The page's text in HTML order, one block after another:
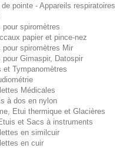
pointe - Appareils respiratoires
spiromètres
papier et pince-nez
spiromètres Mir
Gimaspir, Datospir
et Tympanomètres
Médicales
à dos en nylon
Etui thermique et Glacières
et Sacs à instruments
en similcuir
en cuir